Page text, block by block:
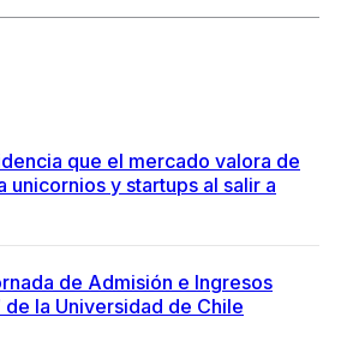
que el mercado valora de
unicornios y startups al salir a
de Admisión e Ingresos
la Universidad de Chile